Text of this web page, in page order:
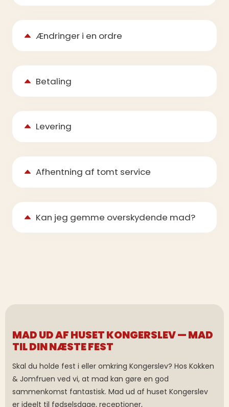
Ændringer i en ordre
Betaling
Levering
Afhentning af tomt service
Kan jeg gemme overskydende mad?
MAD UD AF HUSET KONGERSLEV — MAD
TIL DIN NÆSTE FEST
Skal du holde fest i eller omkring Kongerslev? Hos Kokken
& Jomfruen ved vi, at mad kan gøre en god
sammenkomst fantastisk. Mad ud af huset Kongerslev
er ideelt til fødselsdage, receptioner,